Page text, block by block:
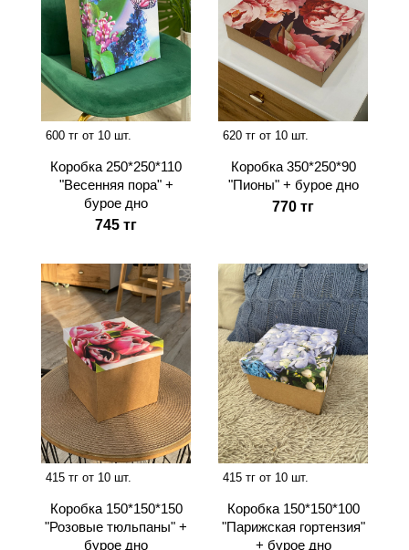
600 тг от 10 шт.
Коробка 250*250*110
"Весенняя пора" +
бурое дно
745 тг
620 тг от 10 шт.
Коробка 350*250*90
"Пионы" + бурое дно
770 тг
415 тг от 10 шт.
Коробка 150*150*150
"Розовые тюльпаны" +
бурое дно
415 тг от 10 шт.
Коробка 150*150*100
"Парижская гортензия"
+ бурое дно